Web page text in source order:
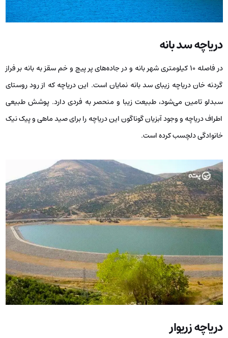
دریاچه سد بانه
در فاصله ۱۰ کیلومتری شهر بانه و در جاده‌های پر پیچ و خم سقز به بانه بر فراز
گردنه خان دریاچه زیبای سد بانه نمایان است. این دریاچه که از رود روستای
سبدلو تامین می‌شود، طبیعت زیبا و منحصر به فردی دارد. پوشش طبیعی
اطراف دریاچه و وجود آبزیان گوناگون این دریاچه را برای صید ماهی و پیک نیک
خانوادگی دلچسب کرده است.
دریاچه زریوار